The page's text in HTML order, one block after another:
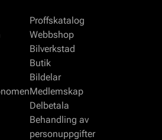
Proffskatalog
Webbshop
Bilverkstad
Butik
Bildelar
Medlemskap
Delbetala
Behandling av
personuppgifter